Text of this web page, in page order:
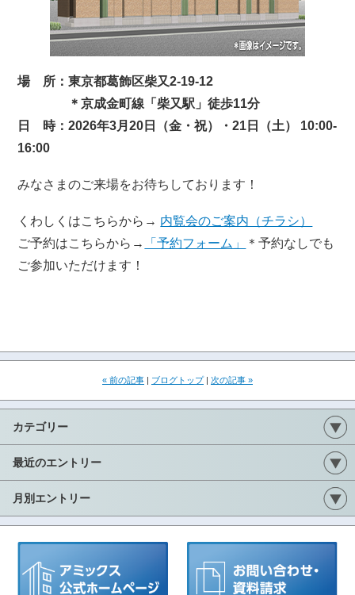
場 所：東京都葛飾区柴又2-19-12
＊京成金町線「柴又駅」徒歩11分
日 時：2026年3月20日（金・祝）・21日（土） 10:00-
16:00
みなさまのご来場をお待ちしております！
くわしくはこちらから→ 内覧会のご案内（チラシ）
ご予約はこちらから→
「予約フォーム」
＊予約なしでも
ご参加いただけます！
« 前の記事 ブログトップ| 次の記事 »
カテゴリー
最近のエントリー
月別エントリー